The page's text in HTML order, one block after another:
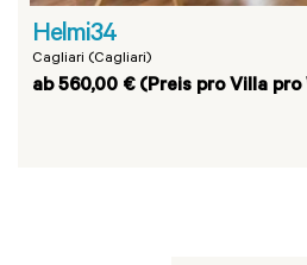
Helmi34
Cagliari (Cagliari)
ab 560,00 € (Preis pro Villa pro